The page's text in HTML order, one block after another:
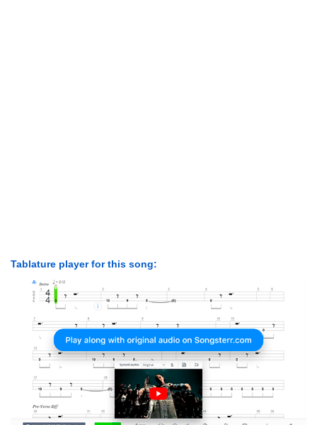
Tablature player for this song: